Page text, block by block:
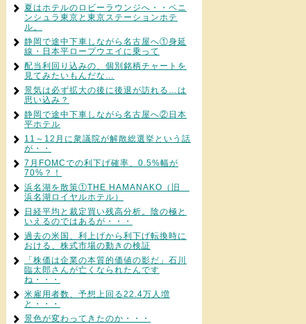
夏はホテルのロビーラウンジへ・・ペニ
ンシュラ東京と東京ステーションホテ
ル。
静岡で途中下車しながら名古屋へ①身延
線・日本平ロープウエイに乗って
配当利回り込みの、個別銘柄チャートを
見てみたいもんだな…
景気は必ず拡大の後に後退が訪れる…は
思い込み？
静岡で途中下車しながら名古屋へ②日本
平ホテル
11～12月に衆議院が解散総選挙という話
が・・
7月FOMCでの利下げ確率、0.5%幅が
70%？！
浜名湖を散策①THE HAMANAKO（旧
浜名湖ロイヤルホテル）
日経平均と裁定買い残高分析。陰の極と
いえるのではあるが・・・
過去の米国、利上げから利下げ転換時に
おける、株式市場の動きの検証
「株価は企業の本質的価値の影だ」石川
臨太郎さんが亡くなられたんです
ね・・・
米雇用者数、予想上回る22.4万人増
と・・・
景色が変わってきたのか・・・